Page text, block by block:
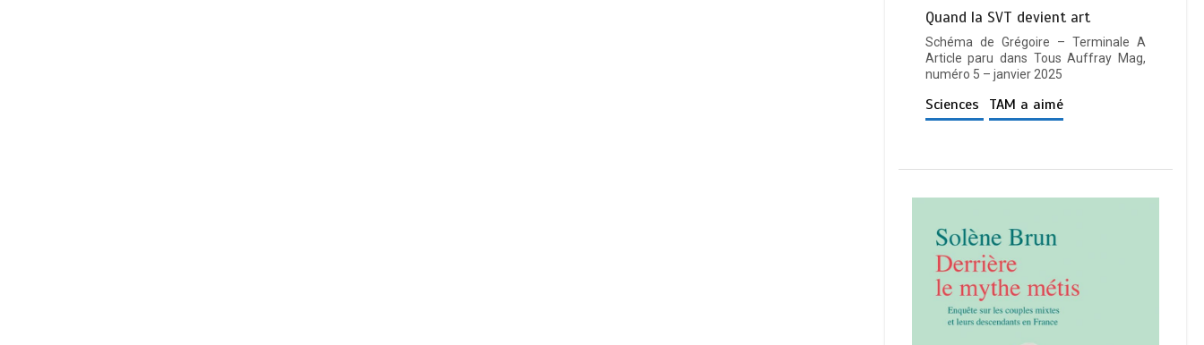
Quand la SVT devient art
Schéma de Grégoire – Terminale A
Article paru dans Tous Auffray Mag,
numéro 5 – janvier 2025
Sciences TAM a aimé